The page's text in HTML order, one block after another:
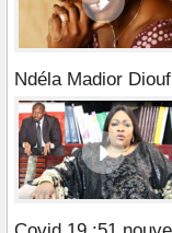
Ndéla Madior